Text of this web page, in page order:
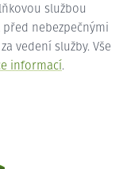
službou
před nebezpečnými
vedení služby. Vše
informací.